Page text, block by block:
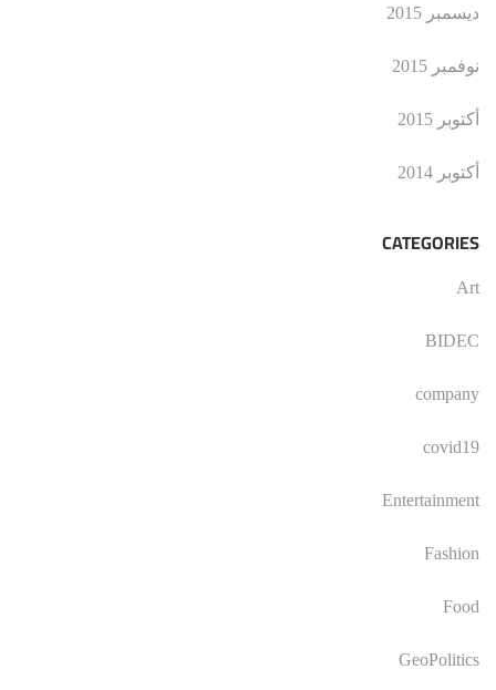
ديسمبر 2015
نوفمبر 2015
أكتوبر 2015
أكتوبر 2014
CATEGORIES
Art
BIDEC
company
covid19
Entertainment
Fashion
Food
GeoPolitics